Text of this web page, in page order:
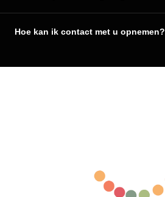
Hoe kan ik contact met u opnemen?